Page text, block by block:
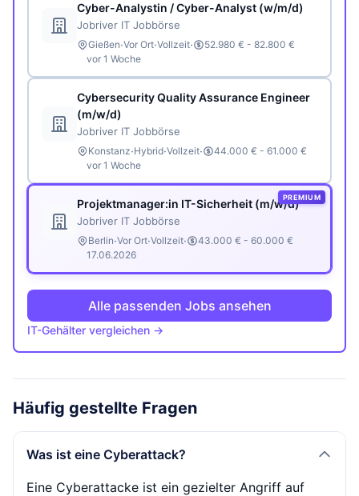
Cyber-Analystin / Cyber-Analyst (w/m/d)
Jobriver IT Jobbörse
Gießen·Vor Ort·Vollzeit·
52.980 € - 82.800 €
vor 1 Woche
Cybersecurity Quality Assurance Engineer
(m/w/d)
Jobriver IT Jobbörse
Konstanz·Hybrid·Vollzeit·
44.000 € - 61.000 €
vor 1 Woche
Projektmanager:in IT-Sicherheit (m/w/d)
Jobriver IT Jobbörse
Berlin·Vor Ort·Vollzeit·
43.000 € - 60.000 €
17.06.2026
PREMIUM
Alle passenden Jobs ansehen
IT-Gehälter vergleichen →
Häufig gestellte Fragen
Was ist eine Cyberattack?
Eine Cyberattacke ist ein gezielter Angriff auf